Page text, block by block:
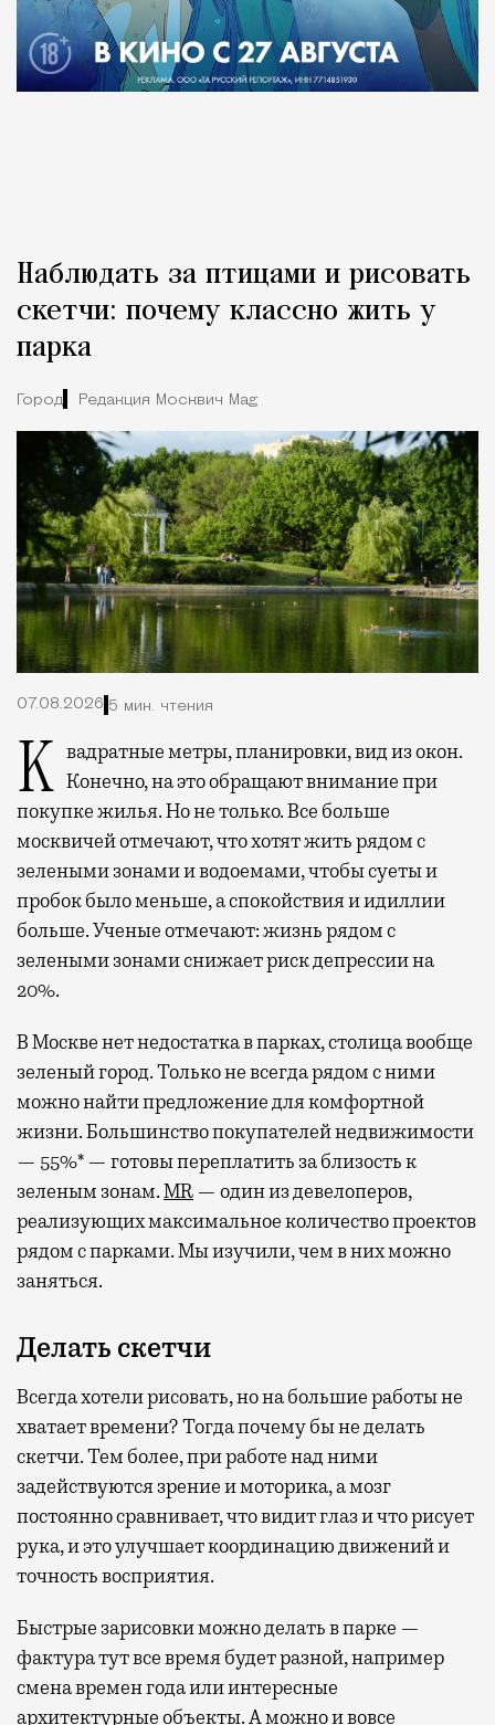
Наблюдать за птицами и рисовать
скетчи: почему классно жить у
парка
Город Редакция Москвич Mag
07.08.2026 5 мин. чтения
Квадратные метры, планировки, вид из окон. Конечно, на это обращают внимание при
покупке жилья. Но не только. Все больше
москвичей отмечают, что хотят жить рядом с
зелеными зонами и водоемами, чтобы суеты и
пробок было меньше, а спокойствия и идиллии
больше. Ученые отмечают: жизнь рядом с
зелеными зонами снижает риск депрессии на
20%.
В Москве нет недостатка в парках, столица вообще
зеленый город. Только не всегда рядом с ними
можно найти предложение для комфортной
жизни. Большинство покупателей недвижимости
— 55%* — готовы переплатить за близость к
зеленым зонам.MR — один из девелоперов,
реализующих максимальное количество проектов
рядом с парками. Мы изучили, чем в них можно
заняться.
Делать скетчи
Всегда хотели рисовать, но на большие работы не
хватает времени? Тогда почему бы не делать
скетчи. Тем более, при работе над ними
задействуются зрение и моторика, а мозг
постоянно сравнивает, что видит глаз и что рисует
рука, и это улучшает координацию движений и
точность восприятия.
Быстрые зарисовки можно делать в парке —
фактура тут все время будет разной, например
смена времен года или интересные
архитектурные объекты. А можно и вовсе